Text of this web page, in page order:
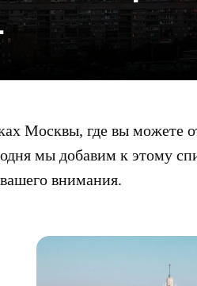
Москвы, где вы можете
мы добавим к этому
внимания.